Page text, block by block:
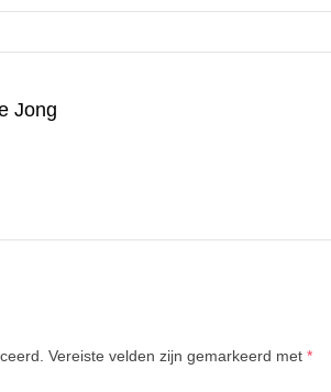
Jong
Vereiste velden zijn gemarkeerd met *